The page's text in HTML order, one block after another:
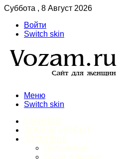
Суббота , 8 Август 2026
Войти
Switch skin
Меню
Switch skin